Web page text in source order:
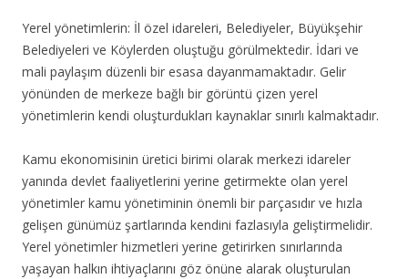
Yerel yönetimlerin: İl özel idareleri, Belediyeler, Büyükşehir
Belediyeleri ve Köylerden oluştuğu görülmektedir. İdari ve
mali paylaşım düzenli bir esasa dayanmamaktadır. Gelir
yönünden de merkeze bağlı bir görüntü çizen yerel
yönetimlerin kendi oluşturdukları kaynaklar sınırlı kalmaktadır.
Kamu ekonomisinin üretici birimi olarak merkezi idareler
yanında devlet faaliyetlerini yerine getirmekte olan yerel
yönetimler kamu yönetiminin önemli bir parçasıdır ve hızla
gelişen günümüz şartlarında kendini fazlasıyla geliştirmelidir.
Yerel yönetimler hizmetleri yerine getirirken sınırlarında
yaşayan halkın ihtiyaçlarını göz önüne alarak oluşturulan